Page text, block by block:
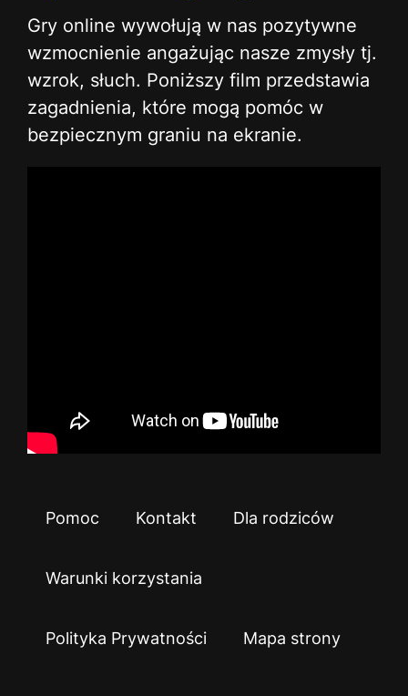
Gry online wywołują w nas pozytywne
wzmocnienie angażując nasze zmysły tj.
wzrok, słuch. Poniższy film przedstawia
zagadnienia, które mogą pomóc w
bezpiecznym graniu na ekranie.
Pomoc Kontakt Dla rodziców
Warunki korzystania
Polityka Prywatności Mapa strony